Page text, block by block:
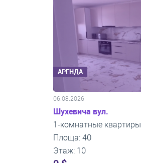
АРЕНДА
06.08.2026
Шухевича вул.
1-комнатные квартиры
Площа: 40
Этаж: 10